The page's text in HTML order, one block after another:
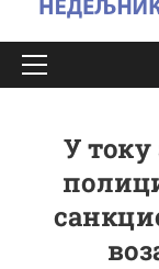
Примарy
У току